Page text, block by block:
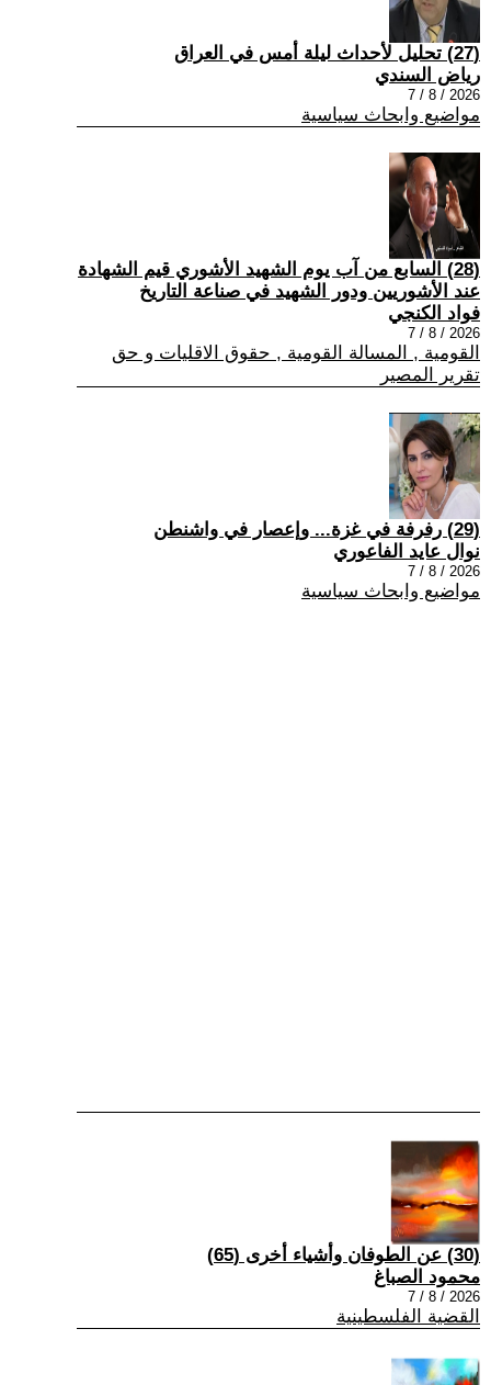
(27) تحليل لأحداث ليلة أمس في العراق
رياض السندي
2026 / 8 / 7
مواضيع وابحاث سياسية
(28) السابع من آب يوم الشهيد الأشوري قيم الشهادة
عند الأشوريين ودور الشهيد في صناعة التاريخ
فواد الكنجي
2026 / 8 / 7
القومية , المسالة القومية , حقوق الاقليات و حق
تقرير المصير
(29) رفرفة في غزة... وإعصار في واشنطن
نوال عايد الفاعوري
2026 / 8 / 7
مواضيع وابحاث سياسية
(30) عن الطوفان وأشياء أخرى (65)
محمود الصباغ
2026 / 8 / 7
القضية الفلسطينية